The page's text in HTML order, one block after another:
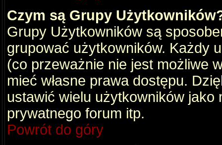
Czym są Grupy
Grupy Użytkowników są
grupować użytkowników. Każdy
(co przeważnie nie jest możliwe
mieć własne prawa dostępu.
ustawić wielu użytkowników
prywatnego forum itp.
Powrót do góry